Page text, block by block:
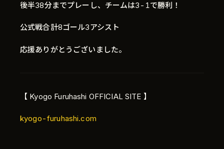
日本語
後半38分までプレーし、チームは3-1で勝利！
公式戦合計8ゴール3アシスト
応援ありがとうございました。
【 Kyogo Furuhashi OFFICIAL SITE 】
kyogo-furuhashi.com